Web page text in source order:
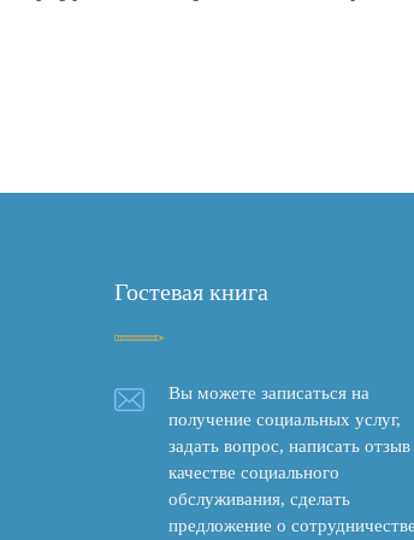
Гостевая книга
Вы можете записаться на
получение социальных услуг,
задать вопрос, написать
качестве социального
обслуживания, сделать
предложение о